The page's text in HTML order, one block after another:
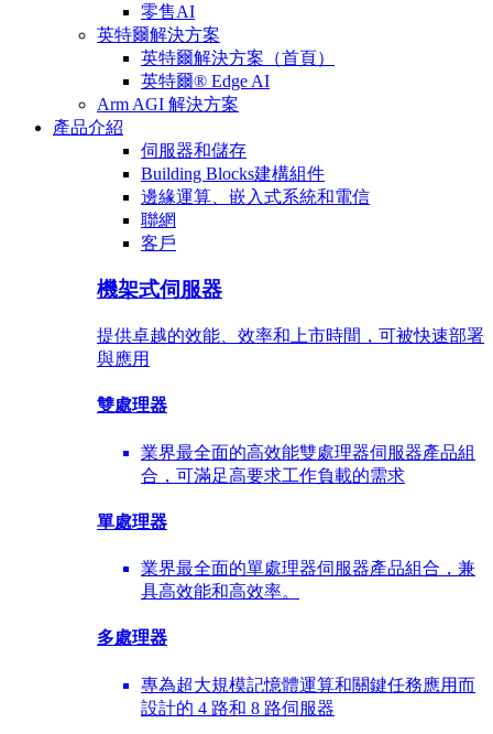
零售AI
英特爾解決方案
英特爾解決方案（首頁）
英特爾® Edge AI
Arm AGI 解決方案
產品介紹
伺服器和儲存
Building Blocks建構組件
邊緣運算、嵌入式系統和電信
聯網
客戶
機架式伺服器
提供卓越的效能、效率和上市時間，可被快速部署
與應用
雙處理器
業界最全面的高效能雙處理器伺服器產品組
合，可滿足高要求工作負載的需求
單處理器
業界最全面的單處理器伺服器產品組合，兼
具高效能和高效率。
多處理器
專為超大規模記憶體運算和關鍵任務應用而
設計的 4 路和 8 路伺服器